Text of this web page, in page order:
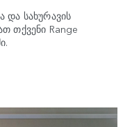
და სახურავის
თქვენი Range